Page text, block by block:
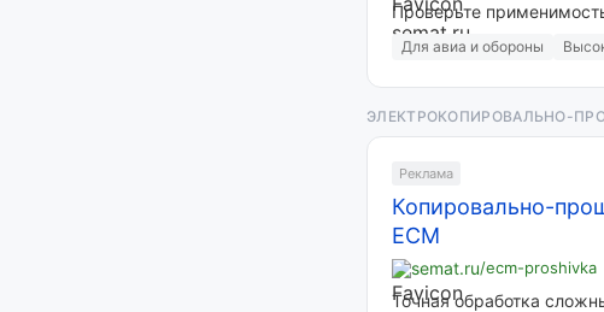
Проверьте
Для авиа и обороны
ЭЛЕКТРОКОПИРОВАЛЬНО-
Реклама
Копировально-
ECM
semat.ru/ecm-proshivka
Точная обработка